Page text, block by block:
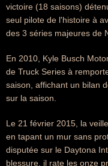
victoire (18 saisons)
seul pilote de l'histoire à
des 3 séries majeures de
En 2010, Kyle Busch
de Truck Series à
saison, affichant un bilan
sur la saison.
Le 21 février 2015, la
en tapant un mur sans
disputée sur le Daytona
blessure, il rate les onze